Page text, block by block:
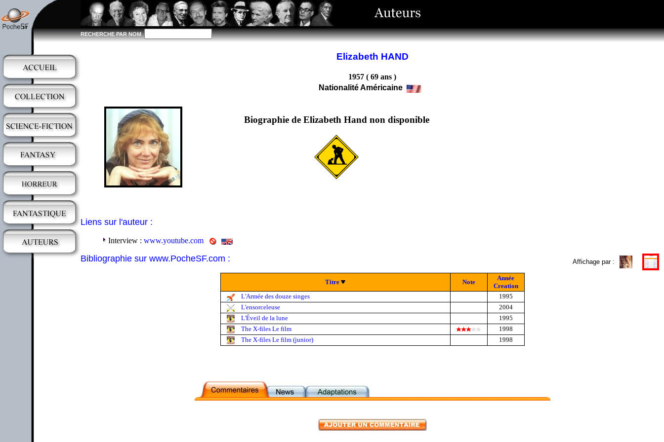
RECHERCHE PAR NOM
Elizabeth HAND
1957 ( 69 ans )
Nationalité Américaine
Biographie de Elizabeth Hand non disponible
Liens sur l'auteur :
Interview : www.youtube.com
Bibliographie sur www.PocheSF.com : Affichage par :
Titre Note
Année
Creation
L'Armée des douze singes
1995
L'ensorceleuse
2004
L'Éveil de la lune
1995
The X-files Le film
1998
The X-files Le film (junior)
1998